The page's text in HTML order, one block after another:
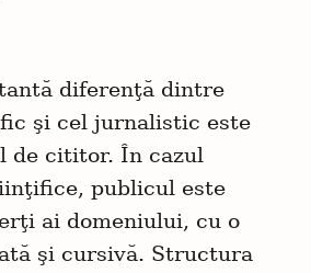
diferenţă dintre
şi cel jurnalistic este
de cititor. În cazul
publicul este
ai domeniului, cu o
şi cursivă. Structura